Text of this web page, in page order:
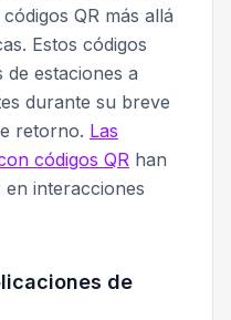
QR más allá
Estos códigos
estaciones a
durante su breve
retorno. Las
códigos QR han
interacciones
de